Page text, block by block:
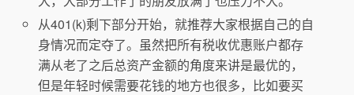
从401(k)剩下部分开始，就推荐大家根据自己的自
身情况而定夺了。虽然把所有税收优惠账户都存
满从老了之后总资产金额的角度来讲是最优的，
但是年轻时候需要花钱的地方也很多，比如要买